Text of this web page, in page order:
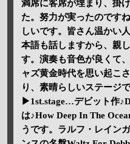
満席に客席が埋まり、掛
た。努力が実ったのです
しいです。皆さん温かい
本語も話しますから、親
す。演奏も音色が良くて
ャズ黄金時代を思い起こ
り、素晴らしいステージで
▶1st.stage…デビット作
は♪How Deep In The
うです。ラルフ・レイン